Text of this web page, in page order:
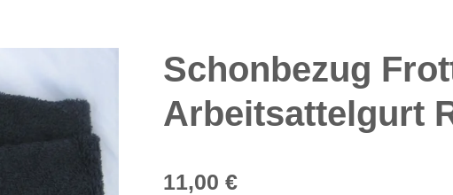
Schonbezug
Arbeitsattelgurt
11,00 €